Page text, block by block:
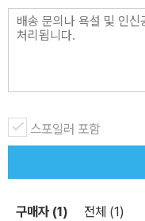
스포일러 포함
구매자 (1) 전체 (1)